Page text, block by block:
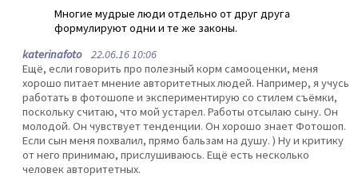
Многие мудрые люди отдельно от друг друга
формулируют одни и те же законы.
katerinafoto22.06.16 10:06
Ещё, если говорить про полезный корм самооценки, меня
хорошо питает мнение авторитетных людей. Например, я учусь
работать в фотошопе и экспериментирую со стилем съёмки,
поскольку считаю, что мой устарел. Работы отсылаю сыну. Он
молодой. Он чувствует тенденции. Он хорошо знает Фотошоп.
Если сын меня похвалил, прямо бальзам на душу. ) Ну и критику
от него принимаю, прислушиваюсь. Ещё есть несколько
человек авторитетных.